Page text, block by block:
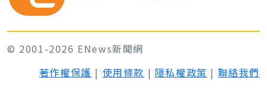
© 2001-2026 ENews新聞網
著作權保護 | 使用條款 | 隱私權政策 | 聯絡我們